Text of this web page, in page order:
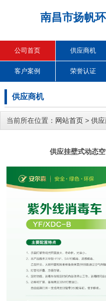
南昌市扬帆
公司首页 供应商机
客户案例 荣誉认证
供应商机
当前所在位置： 网站首页 > 供
供应挂壁式动态